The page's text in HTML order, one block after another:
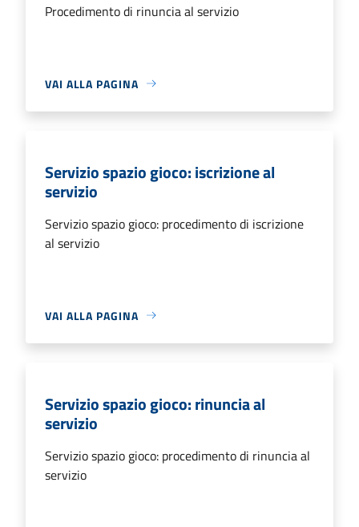
Procedimento di rinuncia al servizio
VAI ALLA PAGINA
Servizio spazio gioco: iscrizione al
servizio
Servizio spazio gioco: procedimento di iscrizione
al servizio
VAI ALLA PAGINA
Servizio spazio gioco: rinuncia al
servizio
Servizio spazio gioco: procedimento di rinuncia al
servizio